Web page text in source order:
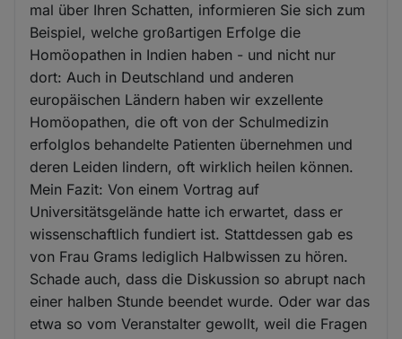
mal über Ihren Schatten, informieren Sie sich zum
Beispiel, welche großartigen Erfolge die
Homöopathen in Indien haben - und nicht nur
dort: Auch in Deutschland und anderen
europäischen Ländern haben wir exzellente
Homöopathen, die oft von der Schulmedizin
erfolglos behandelte Patienten übernehmen und
deren Leiden lindern, oft wirklich heilen können.
Mein Fazit: Von einem Vortrag auf
Universitätsgelände hatte ich erwartet, dass er
wissenschaftlich fundiert ist. Stattdessen gab es
von Frau Grams lediglich Halbwissen zu hören.
Schade auch, dass die Diskussion so abrupt nach
einer halben Stunde beendet wurde. Oder war das
etwa so vom Veranstalter gewollt, weil die Fragen